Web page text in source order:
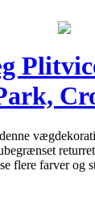
flere farver og